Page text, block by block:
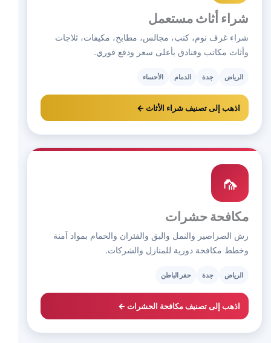
شراء أثاث مستعمل
شراء غرف نوم، كنب، مجالس، مطابخ، مكيفات، ثلاجات
وأثاث مكاتب وفنادق بأعلى سعر ودفع فوري.
الرياض جدة الدمام الأحساء
اذهب إلى تصنيف شراء الأثاث ←
🦟
مكافحة حشرات
رش الصراصير والنمل والبق والفئران والحمام بمواد آمنة
وخطط مكافحة دورية للمنازل والشركات.
الرياض جدة حفر الباطن
اذهب إلى تصنيف مكافحة الحشرات ←